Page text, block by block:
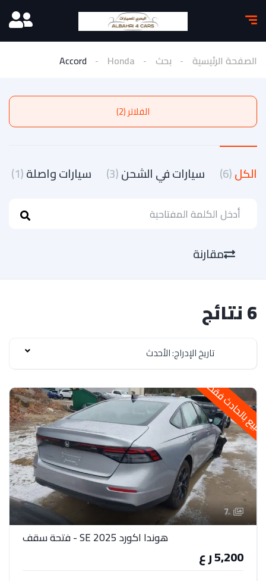
الصفحة الرئيسية بحث Honda
Accord
الفلاتر (2)
الكل(6) سيارات في الشحن(3) سيارات واصلة(1)
مقارنة
6 نتائج
تاريخ الإدراج: الأحدث
بالحادث فقط
7
هوندا اكورد 2025 SE - فتحة سقف
5,200 ر ع